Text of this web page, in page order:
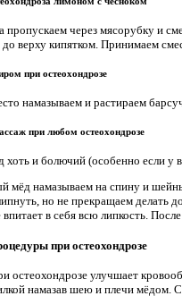
пропускаем через мясорубку и
до верху кипятком. Принимаем
при остеохондрозе
намазываем и растираем
при любом остеохондрозе
хоть и болючий (особенно если у
мёд намазываем на спину и
но не прекращаем делать
в себя всю липкость.
при остеохондрозе
остеохондрозе улучшает
намазав шею и плечи мёдом.